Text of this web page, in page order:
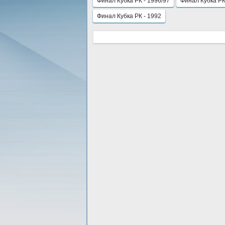
Финал Кубка РК - 1992